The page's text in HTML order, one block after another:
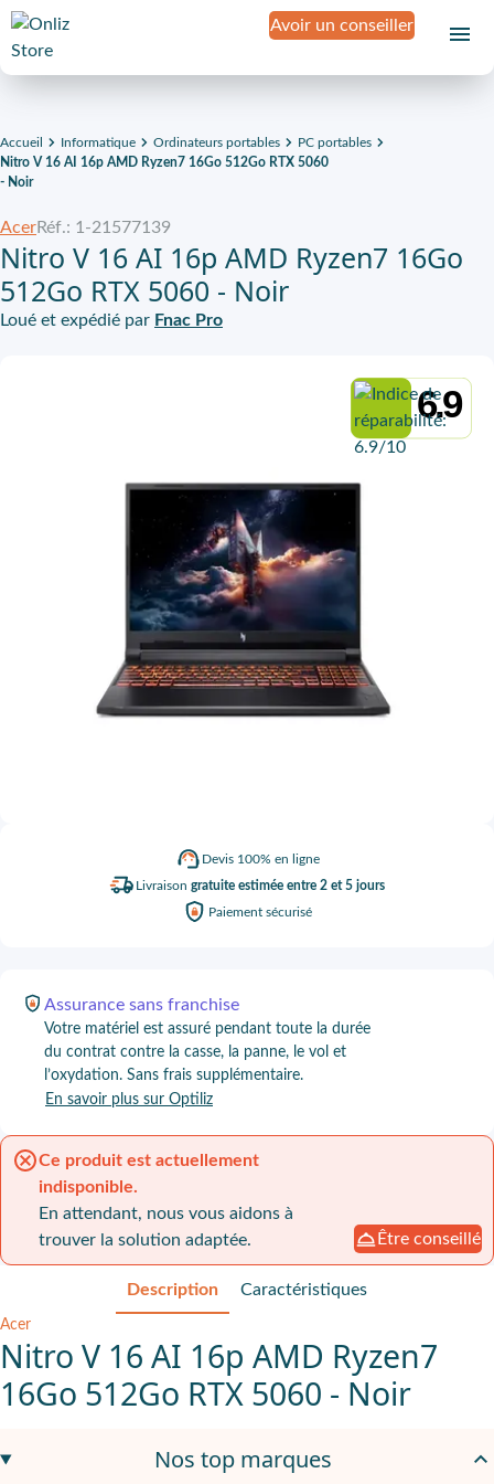
Avoir un conseiller
Accueil Informatique Ordinateurs portables
PC portables
Nitro V 16 AI 16p AMD Ryzen7 16Go 512Go RTX 5060
- Noir
Devis 100% en ligne
Livraison gratuite estimée entre 2 et 5 jours
Paiement sécurisé
6.9
AcerRéf.: 1-21577139
Nitro V 16 AI 16p AMD Ryzen7 16Go
512Go RTX 5060 - Noir
Loué et expédié par Fnac Pro
Assurance sans franchise
Votre matériel est assuré pendant toute la durée
du contrat contre la casse, la panne, le vol et
l’oxydation. Sans frais supplémentaire.
En savoir plus sur Optiliz
Ce produit est actuellement
indisponible.
En attendant, nous vous aidons à
trouver la solution adaptée.
Être conseillé
Description Caractéristiques
Acer
Nitro V 16 AI 16p AMD Ryzen7
16Go 512Go RTX 5060 - Noir
Nos top marques